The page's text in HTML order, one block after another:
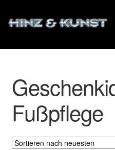
Zur
Navigation
Zum
Fußpflege